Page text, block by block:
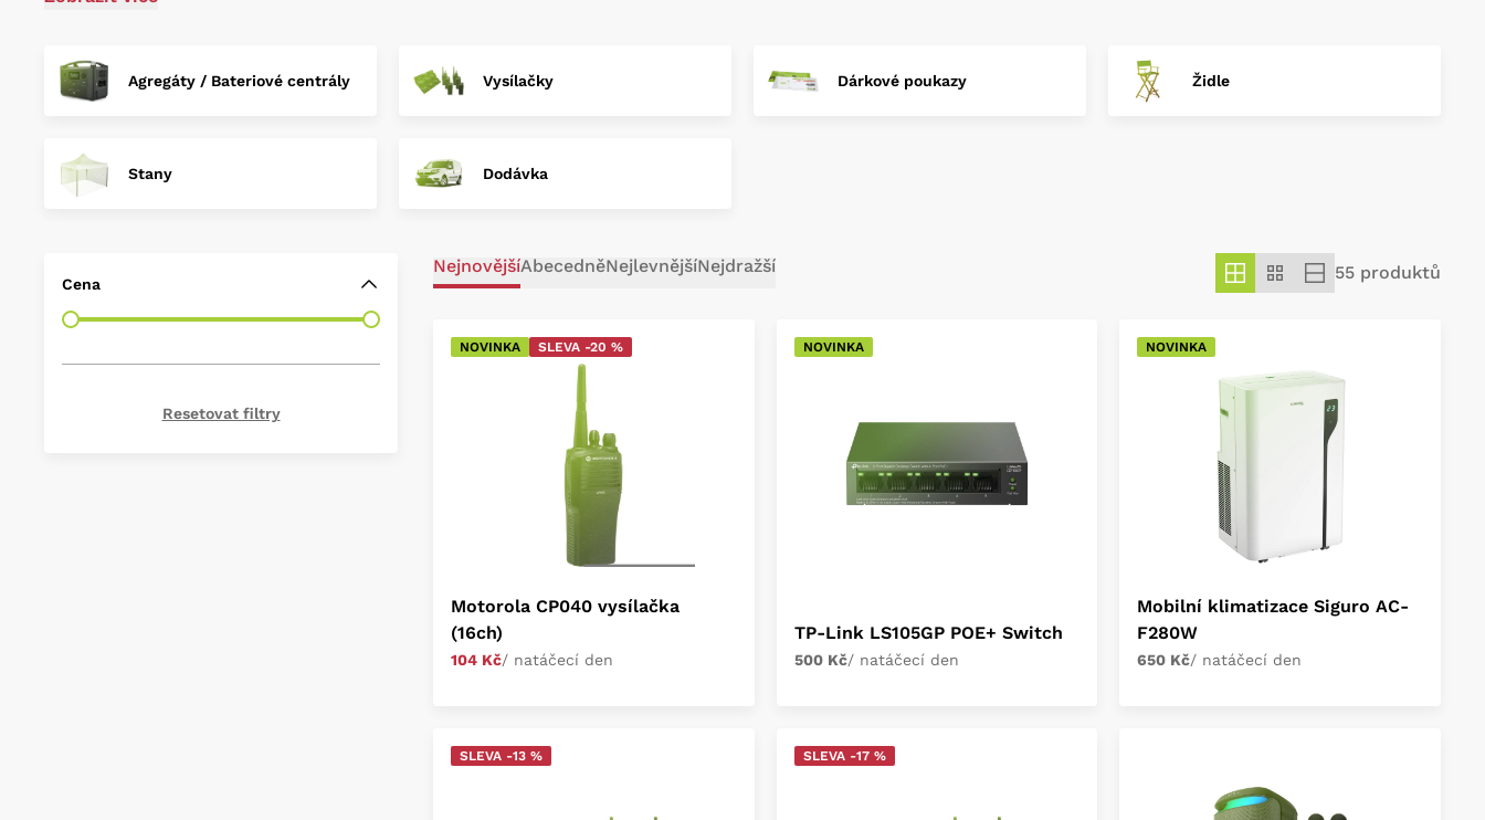
dodávky pro zajištění dopravy techniky a štábu. Vypůjčte si u nás vše potřebné pro
Agregáty / Bateriové centrály Vysílačky Dárkové poukazy Židle
Stany Dodávka
Cena
Resetovat filtry
NejnovějšíAbecedněNejlevnějšíNejdražší 55 produktů
NOVINKA SLEVA -20 %
Motorola CP040 vysílačka
(16ch)
104 Kč/ natáčecí den
NOVINKA
TP-Link LS105GP POE+ Switch
500 Kč/ natáčecí den
NOVINKA
Mobilní klimatizace Siguro AC-
F280W
650 Kč/ natáčecí den
SLEVA -13 % SLEVA -17 %